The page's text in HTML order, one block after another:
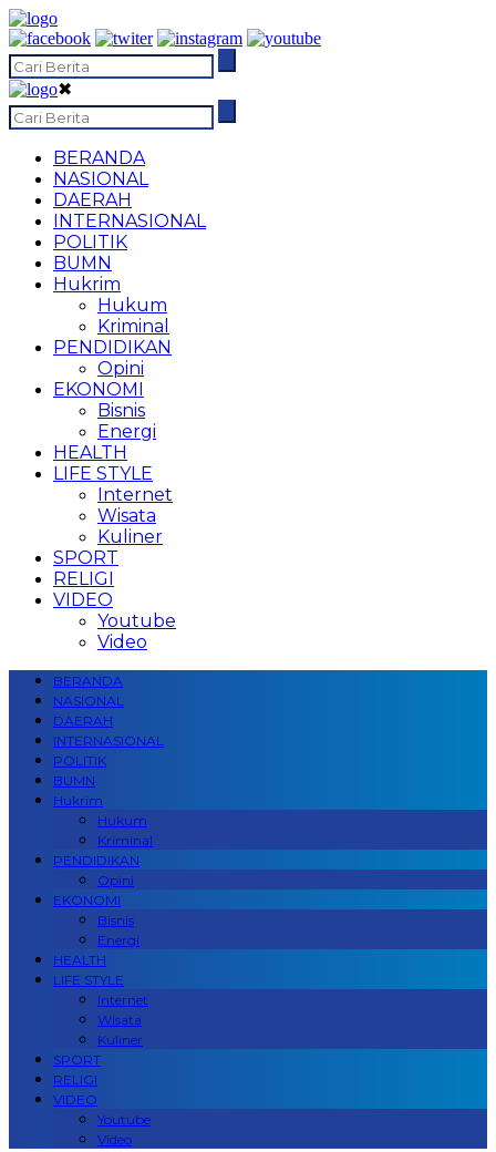
✖
BERANDA
NASIONAL
DAERAH
INTERNASIONAL
POLITIK
BUMN
Hukrim
Hukum
Kriminal
PENDIDIKAN
Opini
EKONOMI
Bisnis
Energi
HEALTH
LIFE STYLE
Internet
Wisata
Kuliner
SPORT
RELIGI
VIDEO
Youtube
Video
BERANDA
NASIONAL
DAERAH
INTERNASIONAL
POLITIK
BUMN
Hukrim
Hukum
Kriminal
PENDIDIKAN
Opini
EKONOMI
Bisnis
Energi
HEALTH
LIFE STYLE
Internet
Wisata
Kuliner
SPORT
RELIGI
VIDEO
Youtube
Video